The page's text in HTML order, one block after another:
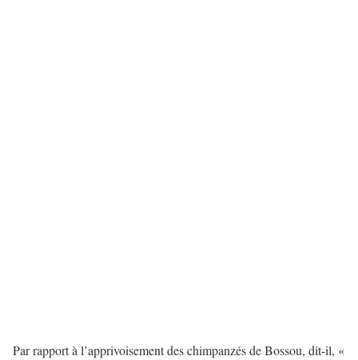
Par rapport à l’apprivoisement des chimpanzés de Bossou, dit-il, «